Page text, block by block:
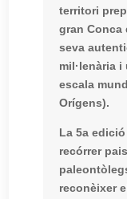
territori
gran Conca
seva
mil·lenària
escala
Orígens).
La 5a
recórrer
reconèixer